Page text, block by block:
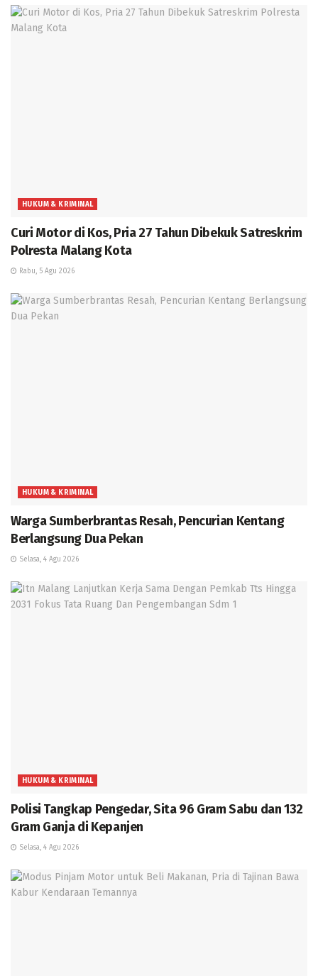
HUKUM & KRIMINAL
Curi Motor di Kos, Pria 27 Tahun Dibekuk Satreskrim
Polresta Malang Kota
Rabu, 5 Agu 2026
HUKUM & KRIMINAL
Warga Sumberbrantas Resah, Pencurian Kentang
Berlangsung Dua Pekan
Selasa, 4 Agu 2026
HUKUM & KRIMINAL
Polisi Tangkap Pengedar, Sita 96 Gram Sabu dan 132
Gram Ganja di Kepanjen
Selasa, 4 Agu 2026